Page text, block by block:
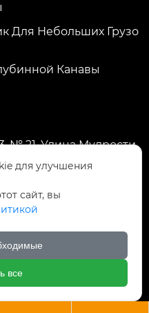
Для Небольших Грузо
Канавы
№ 21, Улица Мудрости,
развития Хуэйшань,
для улучшения
сайт, вы
все